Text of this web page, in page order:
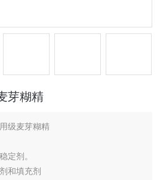
芽糊精
级麦芽糊精
定剂。
和填充剂